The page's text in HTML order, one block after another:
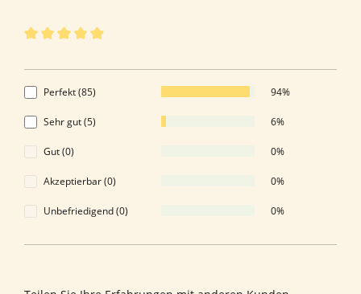
Perfekt (85) 94%
Sehr gut (5) 6%
Gut (0) 0%
Akzeptierbar (0) 0%
Unbefriedigend (0) 0%